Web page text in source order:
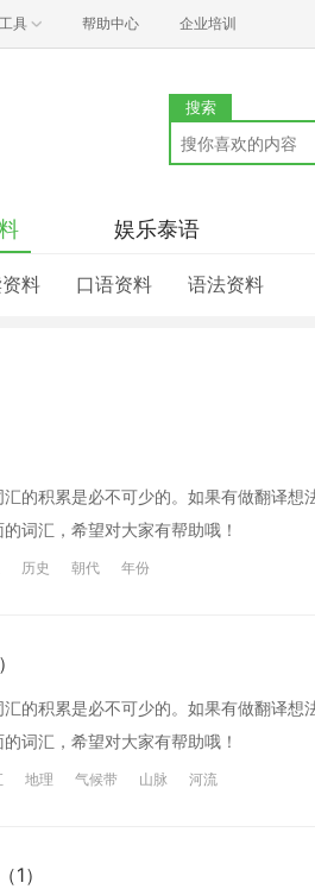
具 帮助中心 企业培训
搜索
娱乐泰语
料 口语资料 语法资料
的积累是必不可少的。如果有做翻译
词汇，希望对大家有帮助哦！
历史 朝代 年份
的积累是必不可少的。如果有做翻译
词汇，希望对大家有帮助哦！
地理 气候带 山脉 河流
1）